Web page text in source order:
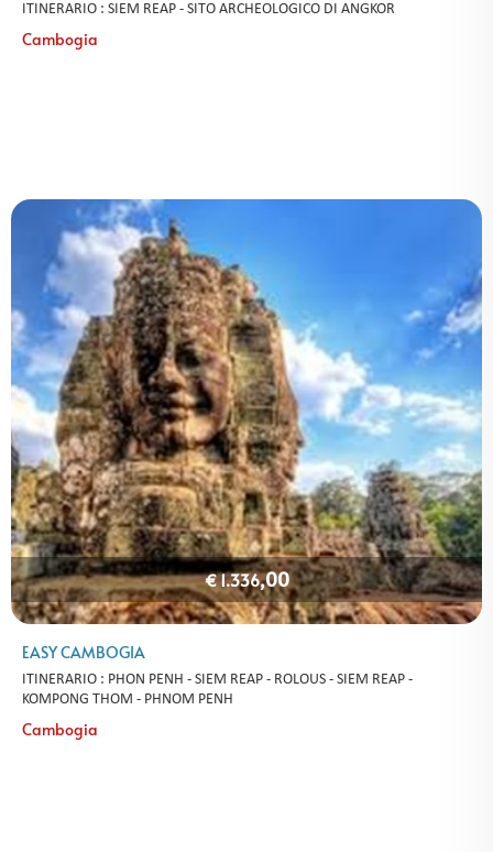
ITINERARIO : SIEM REAP - SITO ARCHEOLOGICO DI ANGKOR
Cambogia
€ 1.336,00
EASY CAMBOGIA
ITINERARIO : PHON PENH - SIEM REAP - ROLOUS - SIEM REAP -
KOMPONG THOM - PHNOM PENH
Cambogia